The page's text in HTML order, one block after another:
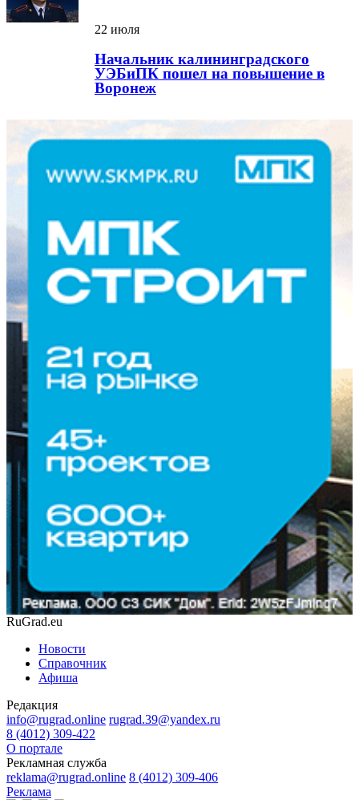
22 июля
Начальник калининградского
УЭБиПК пошел на повышение в
Воронеж
RuGrad.eu
Новости
Справочник
Афиша
Редакция
info@rugrad.online rugrad.39@yandex.ru
8 (4012) 309-422
О портале
Рекламная служба
reklama@rugrad.online 8 (4012) 309-406
Реклама